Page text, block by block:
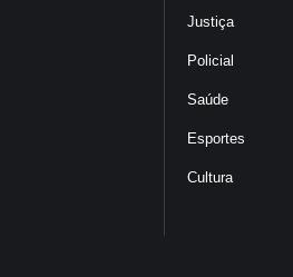
Justiça
Policial
Saúde
Esportes
Cultura